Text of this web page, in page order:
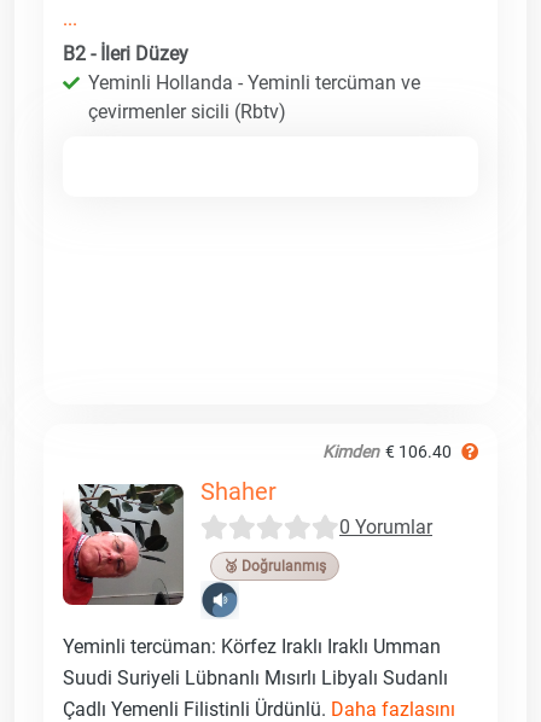
...
B2 - İleri Düzey
Yeminli Hollanda - Yeminli tercüman ve
çevirmenler sicili (Rbtv)
Kimden € 106.40
Shaher
0 Yorumlar
🥉 Doğrulanmış
Yeminli tercüman: Körfez Iraklı Iraklı Umman
Suudi Suriyeli Lübnanlı Mısırlı Libyalı Sudanlı
Çadlı Yemenli Filistinli Ürdünlü. Daha fazlasını